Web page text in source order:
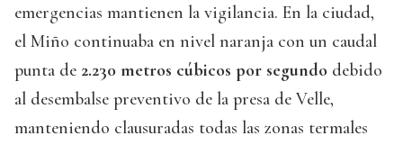
emergencias mantienen la vigilancia. En la ciudad,
el Miño continuaba en nivel naranja con un caudal
punta de 2.230 metros cúbicos por segundo debido
al desembalse preventivo de la presa de Velle,
manteniendo clausuradas todas las zonas termales